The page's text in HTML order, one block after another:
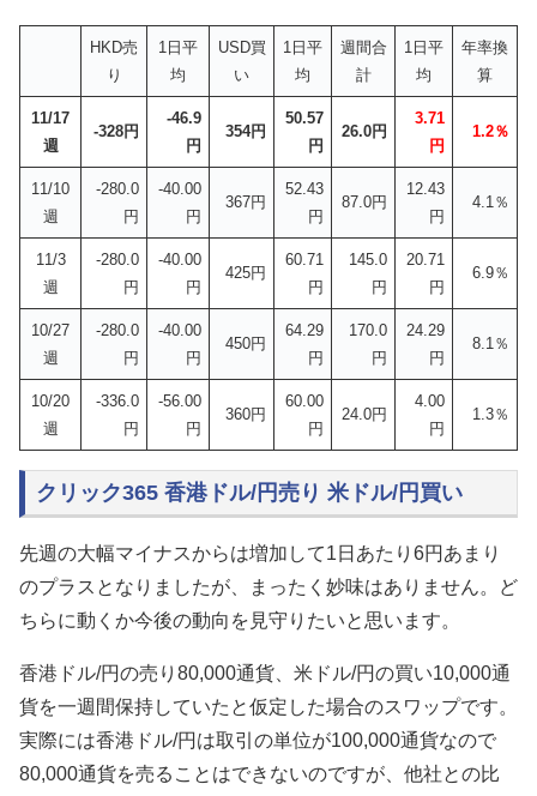
HKD売
り
1日平
均
USD買
い
1日平
均
週間合
計
1日平
均
年率換
算
11/17
週
-328円
-46.9
円
354円
50.57
円
26.0円
3.71
円
1.2％
11/10
週
-280.0
円
-40.00
円
367円
52.43
円
87.0円
12.43
円
4.1％
11/3
週
-280.0
円
-40.00
円
425円
60.71
円
145.0
円
20.71
円
6.9％
10/27
週
-280.0
円
-40.00
円
450円
64.29
円
170.0
円
24.29
円
8.1％
10/20
週
-336.0
円
-56.00
円
360円
60.00
円
24.0円
4.00
円
1.3％
クリック365 香港ドル/円売り 米ドル/円買い
先週の大幅マイナスからは増加して1日あたり6円あまり
のプラスとなりましたが、まったく妙味はありません。ど
ちらに動くか今後の動向を見守りたいと思います。
香港ドル/円の売り80,000通貨、米ドル/円の買い10,000通
貨を一週間保持していたと仮定した場合のスワップです。
実際には香港ドル/円は取引の単位が100,000通貨なので
80,000通貨を売ることはできないのですが、他社との比